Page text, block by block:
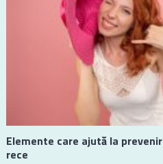
Elemente care ajută la
rece